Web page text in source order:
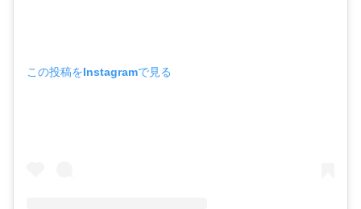
この投稿をInstagramで見る